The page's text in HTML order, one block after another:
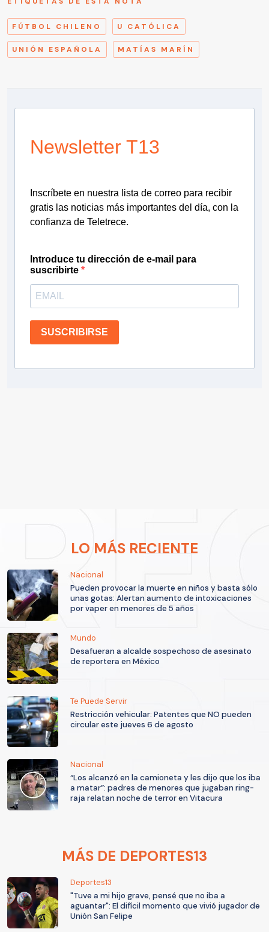
FÚTBOL CHILENO U CATÓLICA
UNIÓN ESPAÑOLA MATÍAS MARÍN
Newsletter T13
Inscríbete en nuestra lista de correo para recibir
gratis las noticias más importantes del día, con la
confianza de Teletrece.
Introduce tu dirección de e-mail para
suscribirte
SUSCRIBIRSE
LO MÁS RECIENTE
Nacional
Pueden provocar la muerte en niños y basta sólo
unas gotas: Alertan aumento de intoxicaciones
por vaper en menores de 5 años
Mundo
Desafueran a alcalde sospechoso de asesinato
de reportera en México
Te Puede Servir
Restricción vehicular: Patentes que NO pueden
circular este jueves 6 de agosto
Nacional
“Los alcanzó en la camioneta y les dijo que los iba
a matar”: padres de menores que jugaban ring-
raja relatan noche de terror en Vitacura
MÁS DE DEPORTES13
Deportes13
"Tuve a mi hijo grave, pensé que no iba a
aguantar": El difícil momento que vivió jugador de
Unión San Felipe